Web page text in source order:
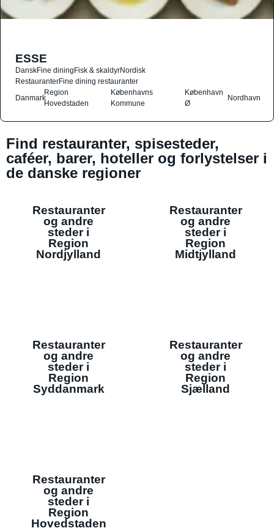
ESSE
DanskFine diningFisk & skaldyrNordisk
RestauranterFine dining restauranter
Danmark
Region
Hovedstaden
Københavns
Kommune
København
Ø
Nordhavn
Find restauranter, spisesteder,
caféer, barer, hoteller og forlystelser i
de danske regioner
Restauranter
og andre
steder i
Region
Nordjylland
Restauranter
og andre
steder i
Region
Midtjylland
Restauranter
og andre
steder i
Region
Syddanmark
Restauranter
og andre
steder i
Region
Sjælland
Restauranter
og andre
steder i
Region
Hovedstaden